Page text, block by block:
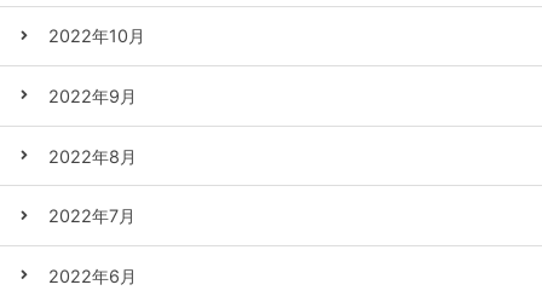
2022年10月
2022年9月
2022年8月
2022年7月
2022年6月